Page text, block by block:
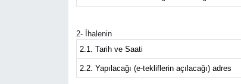
2- İhalenin
2.1. Tarih ve Saati
2.2. Yapılacağı (e-tekliflerin açılacağı) adres